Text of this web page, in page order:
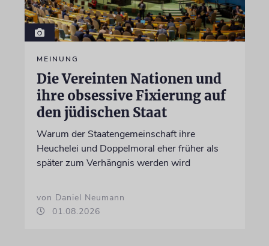
MEINUNG
Die Vereinten Nationen und
ihre obsessive Fixierung auf
den jüdischen Staat
Warum der Staatengemeinschaft ihre
Heuchelei und Doppelmoral eher früher als
später zum Verhängnis werden wird
von Daniel Neumann
01.08.2026